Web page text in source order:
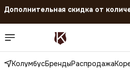
КолумбусБрендыРаспродажа